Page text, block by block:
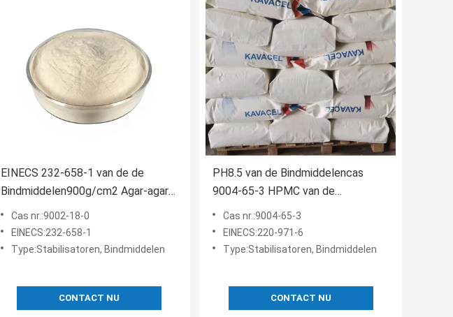
EINECS 232-658-1 van de de
Bindmiddelen900g/cm2 Agar-agar
van de Voedselrang de Agar-
agaringrediënten
Cas nr.:9002-18-0
EINECS:232-658-1
Type:Stabilisatoren, Bindmiddelen
CONTACT NU
PH8.5 van de Bindmiddelencas
9004-65-3 HPMC van de
voedselrang Hydroxypropyl
Methylcellulose
Cas nr.:9004-65-3
EINECS:220-971-6
Type:Stabilisatoren, Bindmiddelen
CONTACT NU